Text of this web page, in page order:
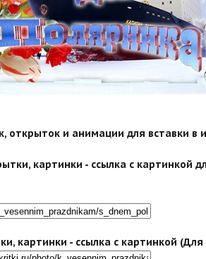
открыток и анимации для вставки в
картинки - ссылка с картинкой
картинки - ссылка с картинкой